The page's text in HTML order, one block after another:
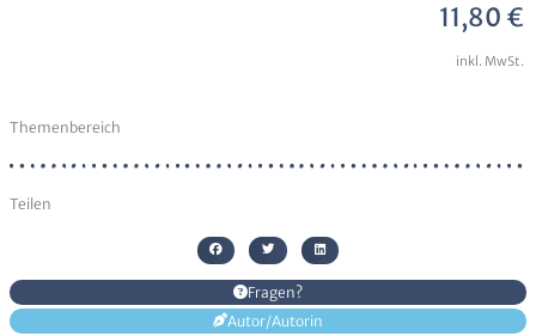
11,80 €
inkl. MwSt.
Themenbereich
Teilen
Fragen?
Autor/Autorin